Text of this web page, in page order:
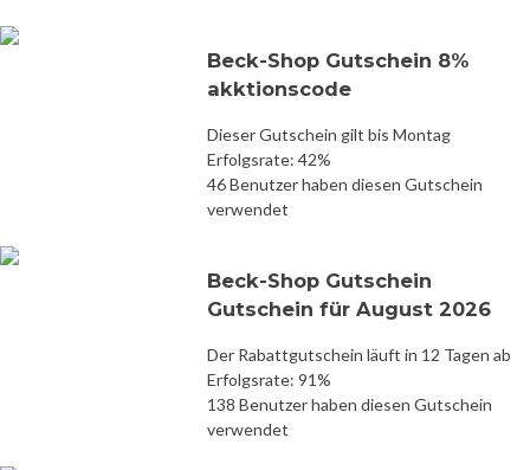
Beck-Shop Gutschein 8%
akktionscode
Dieser Gutschein gilt bis Montag
Erfolgsrate: 42%
46 Benutzer haben diesen Gutschein
verwendet
Beck-Shop Gutschein
Gutschein für August 2026
Der Rabattgutschein läuft in 12 Tagen ab
Erfolgsrate: 91%
138 Benutzer haben diesen Gutschein
verwendet